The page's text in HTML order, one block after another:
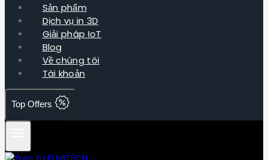
Sản phẩm
Dịch vụ in 3D
Giải pháp IoT
Blog
Về chúng tôi
Tài khoản
Top Offers